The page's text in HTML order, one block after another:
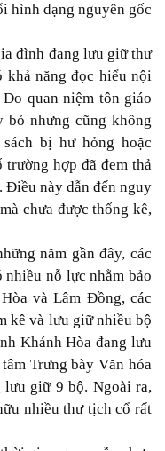
hình dạng nguyên gốc
đình đang lưu giữ thư
năng đọc hiểu nội
quan niệm tôn giáo
bỏ nhưng cũng không
bị hư hỏng hoặc
hợp đã đem thả
Điều này dẫn đến nguy
chưa được thống kê,
năm gần đây, các
nhiều nỗ lực nhằm bảo
và Lâm Đồng, các
kê và lưu giữ nhiều bộ
Khánh Hòa đang lưu
Trưng bày Văn hóa
giữ 9 bộ. Ngoài ra,
nhiều thư tịch cổ rất